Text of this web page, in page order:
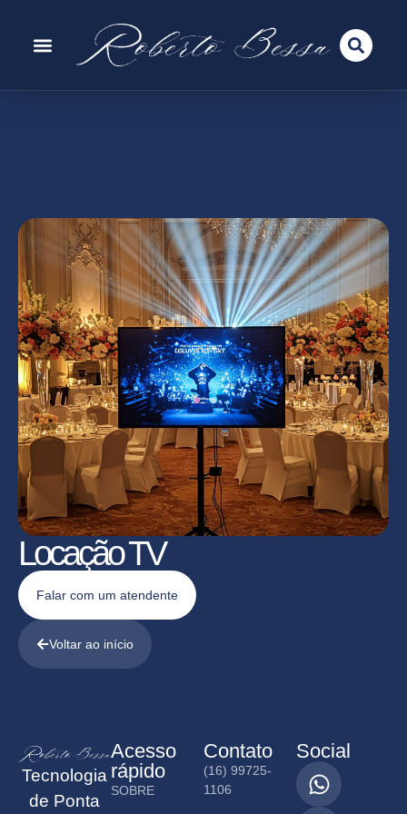
Locação TV
Falar com um atendente
Voltar ao início
Tecnologia
de Ponta
Acesso
rápido
SOBRE
Contato
(16) 99725-
1106
Social